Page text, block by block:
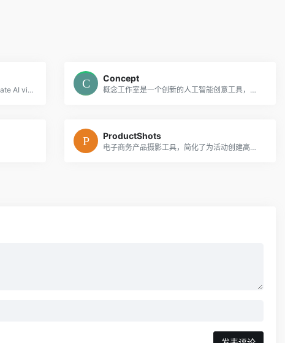
OmniVideo uses Seedance 2.0 to create AI videos from simple prompts.
Concept
概念工作室是一个创新的人工智能创意工具，使用户能够释放他们的创造力，并将他们的想法转化为视觉上令人惊叹的项目
ProductShots
电子商务产品摄影工具，简化了为活动创建高质量产品视觉效果的过程。